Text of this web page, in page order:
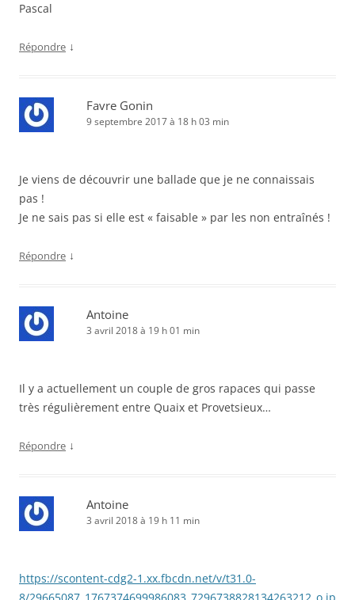
Pascal
Répondre ↓
Favre Gonin
9 septembre 2017 à 18 h 03 min
Je viens de découvrir une ballade que je ne connaissais
pas !
Je ne sais pas si elle est « faisable » par les non entraînés !
Répondre ↓
Antoine
3 avril 2018 à 19 h 01 min
Il y a actuellement un couple de gros rapaces qui passe
très régulièrement entre Quaix et Provetsieux…
Répondre ↓
Antoine
3 avril 2018 à 19 h 11 min
https://scontent-cdg2-1.xx.fbcdn.net/v/t31.0-